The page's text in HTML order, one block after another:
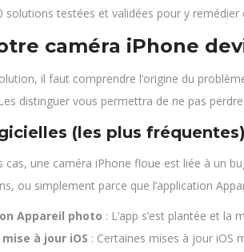
solutions testées et validées pour y remédier
caméra iPhone
il faut comprendre l’origine du
distinguer vous permettra de ne pas
(les plus fréquentes)
cas, une caméra iPhone floue est liée à un
ou simplement parce que l’application
Appareil photo : L’app s’est plantée et
à jour iOS : Certaines mises à jour iOS